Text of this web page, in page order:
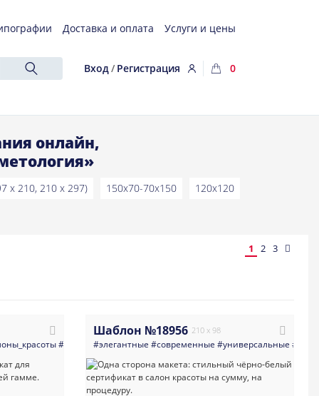
Доставка и оплата Услуги и цены
Вход/ Регистрация 0
онлайн,
x 210, 210 x 297) 150x70-70x150 120x120
1 2 3
#спа_spa#многоцелевые #светлые#массаж #красоты
Шаблон №18956 210 x 98
#элегантные #современные #универсальные